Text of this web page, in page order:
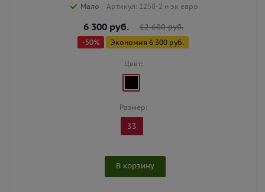
Мало Артикул: 1258-2 н эк евро
6 300руб. 12 600руб.
-50% Экономия 6 300 руб.
Цвет:
Размер:
33
В корзину